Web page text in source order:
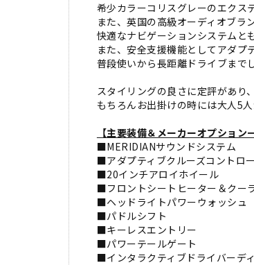
希少カラーコリスグレーのエクス
また、英国の高級オーディオブラ
快適なナビゲーションシステムと
また、安全支援機能としてアダプ
普段使いから長距離ドライブまで
スタイリングの良さに定評があり
もちろんお出掛けの時には大人5
【主要装備＆メーカーオプション
■MERIDIANサウンドシステム
■アダプティブクルーズコントロ
■20インチアロイホイール
■フロントシートヒーター＆クー
■ヘッドライトパワーウォッシュ
■パドルシフト
■キーレスエントリー
■パワーテールゲート
■インタラクティブドライバーデ